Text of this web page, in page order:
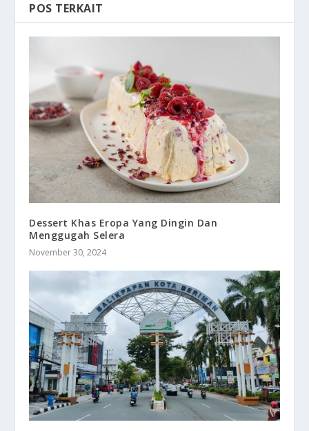
POS TERKAIT
Dessert Khas Eropa Yang Dingin Dan
Menggugah Selera
November 30, 2024